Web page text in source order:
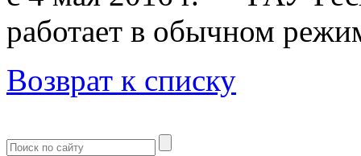
работает в обычном
Возврат к списку